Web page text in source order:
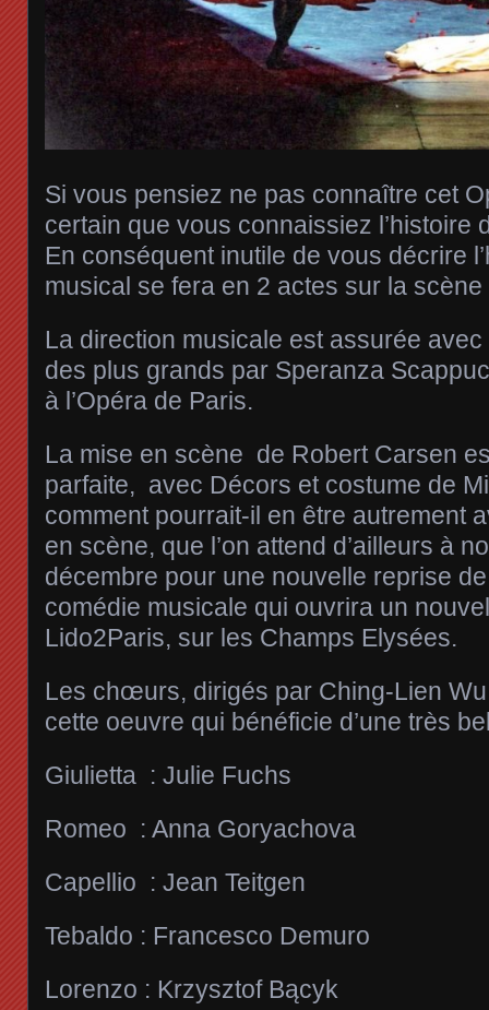
Si vous pensiez ne pas connaître cet
certain que vous connaissiez l’histoire
En conséquent inutile de vous décrire
musical se fera en 2 actes sur la scène
La direction musicale est assurée
des plus grands par Speranza
à l’Opéra de Paris.
La mise en scène de Robert Carsen
parfaite, avec Décors et costume de
comment pourrait-il en être autrement
en scène, que l’on attend d’ailleurs à
décembre pour une nouvelle reprise
comédie musicale qui ouvrira un
Lido2Paris, sur les Champs Elysées.
Les chœurs, dirigés par Ching-Lien
cette oeuvre qui bénéficie d’une très
Giulietta : Julie Fuchs
Romeo : Anna Goryachova
Capellio : Jean Teitgen
Tebaldo : Francesco Demuro
Lorenzo : Krzysztof Bącyk